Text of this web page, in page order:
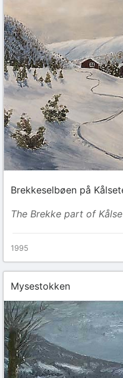
Brekkeselbøen på
The Brekke part of
1995
Mysestokken